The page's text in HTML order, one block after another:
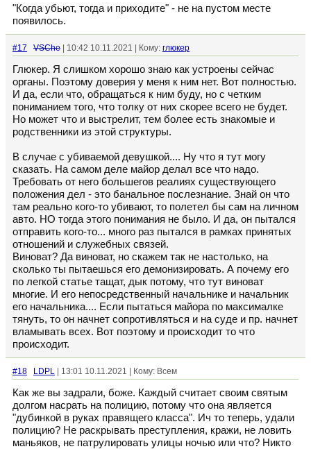
"Когда убьют, тогда и приходите" - не на пустом месте
появилось.
#17 VSChe | 10:42 10.11.2021 | Кому: глюкер
Глюкер. Я слишком хорошо знаю как устроены сейчас
органы. Поэтому доверия у меня к ним нет. Вот полностью.
И да, если что, обращаться к ним буду, но с четким
пониманием того, что толку от них скорее всего не будет.
Но может что и выстрелит, тем более есть знакомые и
родственники из этой структуры.
В случае с убиваемой девушкой.... Ну что я тут могу
сказать. На самом деле майор делал все что надо.
Требовать от него большегов реалиях существующего
положения дел - это банальное послезнание. Знай он что
там реально кого-то убивают, то полетел бы сам на личном
авто. НО тогда этого понимания не было. И да, он пытался
отправить кого-то... много раз пытался в рамках принятых
отношений и служебных связей.
Виноват? Да виноват, но скажем так не настолько, на
сколько ты пытаешься его демонизировать. А почему его
по легкой статье тащат, дык потому, что тут виноват
многие. И его непосредственный начальнике и начальник
его начальника.... Если пытаться майора по максималке
тянуть, то он начнет сопротивляться и на суде и пр. начнет
вламывать всех. Вот поэтому и происходит то что
происходит.
#18 LDPL | 13:01 10.11.2021 | Кому: Всем
Как же вы задрали, боже. Каждый считает своим святым
долгом насрать на полицию, потому что она является
"дубинкой в руках правящего класса". Ич то теперь, удали
полицию? Не раскрывать преступления, кражи, не ловить
маньяков, не патрулировать улицы ночью или что? Никто